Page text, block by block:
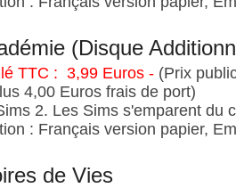
(Disque
TTC : 3,99 Euros - (Prix
4,00 Euros frais de port)
2. Les Sims s'emparent du
: Français version papier,
de Vies